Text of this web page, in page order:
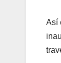
Así